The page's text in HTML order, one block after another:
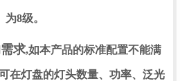
为8级。
求,如本产品的标准配置不能满
在灯盘的灯头数量、功率、泛光